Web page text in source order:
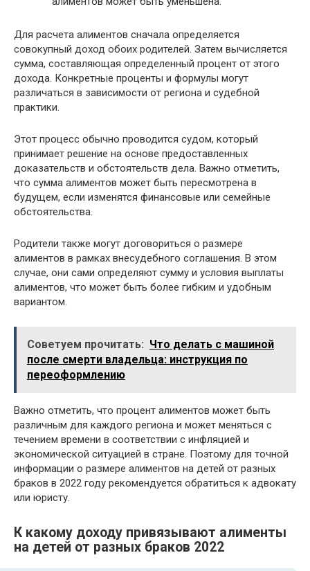
Для расчета алиментов сначала определяется
совокупный доход обоих родителей. Затем вычисляется
сумма, составляющая определенный процент от этого
дохода. Конкретные проценты и формулы могут
различаться в зависимости от региона и судебной
практики.
Этот процесс обычно проводится судом, который
принимает решение на основе предоставленных
доказательств и обстоятельств дела. Важно отметить,
что сумма алиментов может быть пересмотрена в
будущем, если изменятся финансовые или семейные
обстоятельства.
Родители также могут договориться о размере
алиментов в рамках внесудебного соглашения. В этом
случае, они сами определяют сумму и условия выплаты
алиментов, что может быть более гибким и удобным
вариантом.
Советуем прочитать: Что делать с машиной
после смерти владельца: инструкция по
переоформлению
Важно отметить, что процент алиментов может быть
различным для каждого региона и может меняться с
течением времени в соответствии с инфляцией и
экономической ситуацией в стране. Поэтому для точной
информации о размере алиментов на детей от разных
браков в 2022 году рекомендуется обратиться к адвокату
или юристу.
К какому доходу привязывают алименты
на детей от разных браков 2022